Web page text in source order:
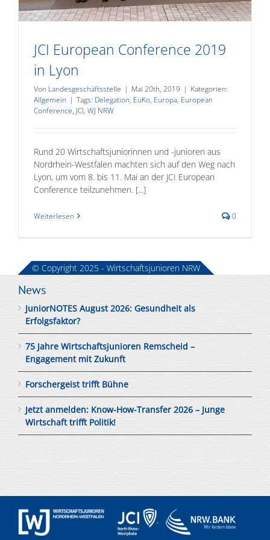
JCI European Conference 2019
in Lyon
Von Landesgeschäftsstelle | Mai 20th, 2019 | Kategorien:
Allgemein | Tags: Delegation, EuKo, Europa, European
Conference, JCI, WJ NRW
Rund 20 Wirtschaftsjuniorinnen und -junioren aus
Nordrhein-Westfalen machten sich auf den Weg nach
Lyon, um vom 8. bis 11. Mai an der JCI European
Conference teilzunehmen. [...]
Weiterlesen 0
News
JuniorNOTES August 2026: Gesundheit als
Erfolgsfaktor?
75 Jahre Wirtschaftsjunioren Remscheid –
Engagement mit Zukunft
Forschergeist trifft Bühne
Jetzt anmelden: Know-How-Transfer 2026 – Junge
Wirtschaft trifft Politik!
© Copyright 2025 - Wirtschaftsjunioren NRW